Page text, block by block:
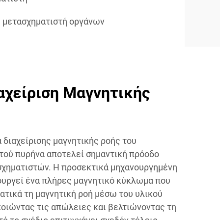
οργάνων
Μαγνητικής
μαγνητικής ροής του
πυρήνα αποτελεί σημαντική πρόοδο
Η προσεκτικά μηχανουργημένη
ένα πλήρες μαγνητικό κύκλωμα που
τη μαγνητική ροή μέσω του υλικού
τις απώλειες και βελτιώνοντας τη